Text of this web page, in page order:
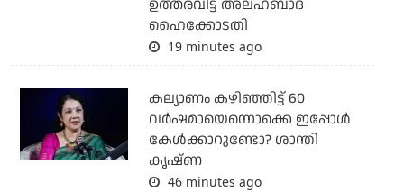
ഉത്തരവിട്ട് അലഹബാദ്
ഹൈക്കോടതി
19 minutes ago
കല്യാണം കഴിഞ്ഞിട്ട് 60
വർഷമായെന്നൊക്കെ ഇപ്പോൾ
കേൾക്കാറുണ്ടോ? ശാന്തി
കൃഷ്ണ
46 minutes ago